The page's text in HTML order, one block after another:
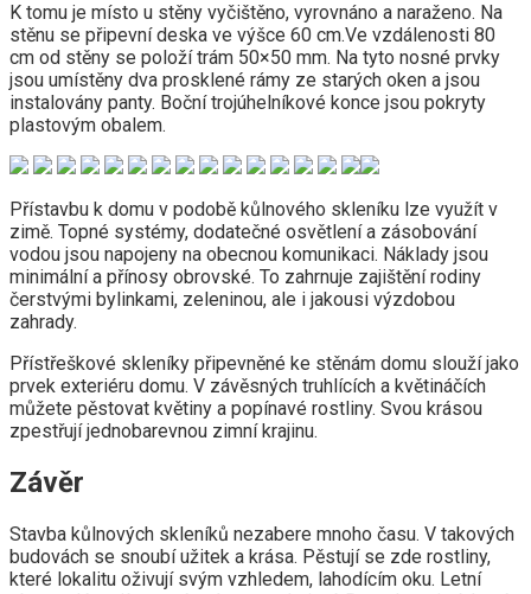
K tomu je místo u stěny vyčištěno, vyrovnáno a naraženo. Na
stěnu se připevní deska ve výšce 60 cm.Ve vzdálenosti 80
cm od stěny se položí trám 50×50 mm. Na tyto nosné prvky
jsou umístěny dva prosklené rámy ze starých oken a jsou
instalovány panty. Boční trojúhelníkové konce jsou pokryty
plastovým obalem.
Přístavbu k domu v podobě kůlnového skleníku lze využít v
zimě. Topné systémy, dodatečné osvětlení a zásobování
vodou jsou napojeny na obecnou komunikaci. Náklady jsou
minimální a přínosy obrovské. To zahrnuje zajištění rodiny
čerstvými bylinkami, zeleninou, ale i jakousi výzdobou
zahrady.
Přístřeškové skleníky připevněné ke stěnám domu slouží jako
prvek exteriéru domu. V závěsných truhlících a květináčích
můžete pěstovat květiny a popínavé rostliny. Svou krásou
zpestřují jednobarevnou zimní krajinu.
Závěr
Stavba kůlnových skleníků nezabere mnoho času. V takových
budovách se snoubí užitek a krása. Pěstují se zde rostliny,
které lokalitu oživují svým vzhledem, lahodícím oku. Letní